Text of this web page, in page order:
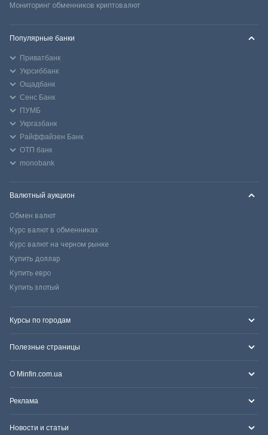
Мониторинг обменников криптовалют
Популярные банки
Приватбанк
Укрсиббанк
Ощадбанк
Сенс Банк
ПУМБ
Укргазбанк
Райффайзен Банк
ОТП банк
monobank
Валютный аукцион
Обмен валют
Курс валют в обменниках
Курс валют на черном рынке
Купить доллар
Купить евро
Купить злотый
Курсы по городам
Полезные страницы
О Minfin.com.ua
Реклама
Новости и статьи